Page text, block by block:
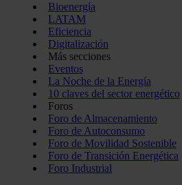
Bioenergía
LATAM
Eficiencia
Digitalización
Más secciones
Eventos
La Noche de la Energía
10 claves del sector energético
Foros
Foro de Almacenamiento
Foro de Autoconsumo
Foro de Movilidad Sostenible
Foro de Transición Energética
Foro Industrial